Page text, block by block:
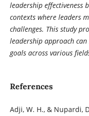
leadership effectiveness
contexts where leaders
challenges. This study
leadership approach
goals across various
References
Adji, W. H., & Nupardi,